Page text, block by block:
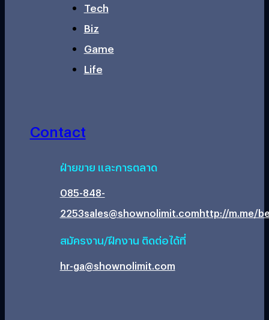
Tech
Biz
Game
Life
Contact
ฝ่ายขาย และการตลาด
085-848-
2253sales@shownolimit.comhttp://m.me/
สมัครงาน/ฝึกงาน ติดต่อได้ที่
hr-ga@shownolimit.com